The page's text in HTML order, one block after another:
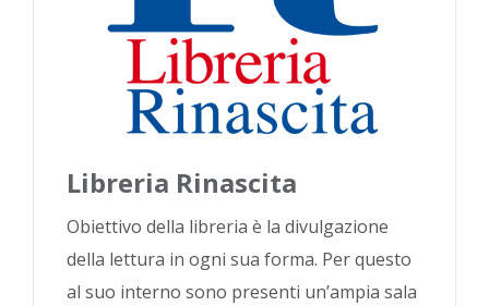
Libreria Rinascita
Obiettivo della libreria è la divulgazione
della lettura in ogni sua forma. Per questo
al suo interno sono presenti un’ampia sala